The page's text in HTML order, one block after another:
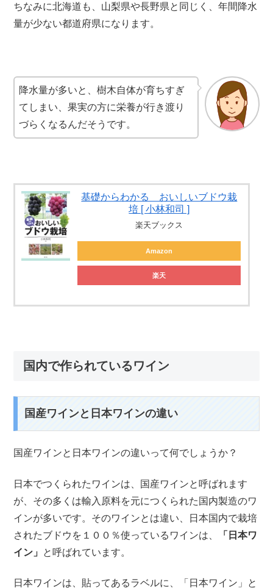
ちなみに北海道も、山梨県や長野県と同じく、年間降水
量が少ない都道府県になります。
降水量が多いと、樹木自体が育ちすぎ
てしまい、果実の方に栄養が行き渡り
づらくなるんだそうです。
基礎からわかる おいしいブドウ栽
培 [ 小林和司 ]
楽天ブックス
Amazon
楽天
国内で作られているワイン
国産ワインと日本ワインの違い
国産ワインと日本ワインの違いって何でしょうか？
日本でつくられたワインは、国産ワインと呼ばれます
が、その多くは輸入原料を元につくられた国内製造のワ
インが多いです。そのワインとは違い、日本国内で栽培
されたブドウを１００％使っているワインは、
「 日本ワ
イン 」 と呼ばれています。
日本ワインは、貼ってあるラベルに、「日本ワイン」と